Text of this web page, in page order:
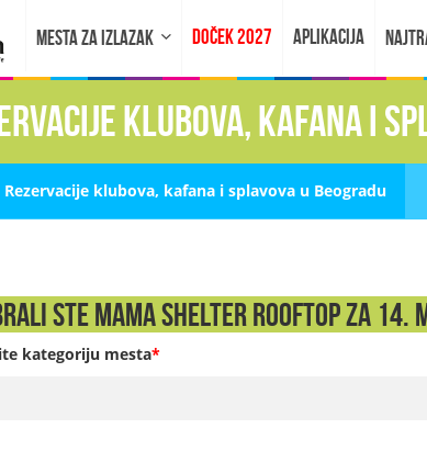
MESTA ZA IZLAZAK DOČEK 2027 APLIKACIJA
klubova, kafana i
Rezervacije klubova, kafana i splavova u Beogradu
ste Mama Shelter Rooftop za 14.
kategoriju mesta*